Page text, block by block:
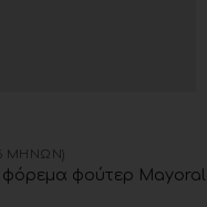
ΜΗΝΏΝ)
φούτερ Mayoral